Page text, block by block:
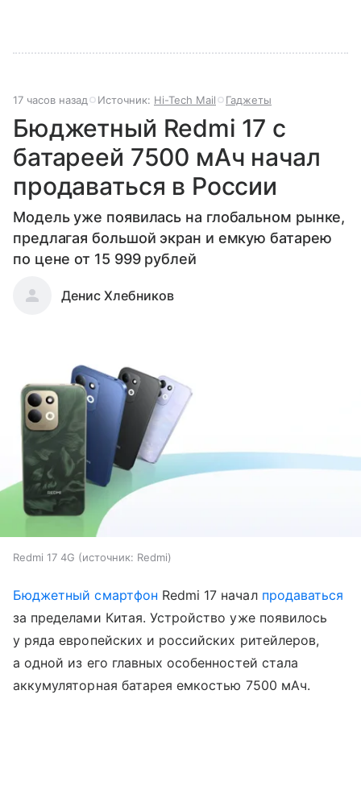
17 часов назад Источник: Hi-Tech Mail Гаджеты
Бюджетный Redmi 17 с
батареей 7500 мАч начал
продаваться в России
Модель уже появилась на глобальном рынке,
предлагая большой экран и емкую батарею
по цене от 15 999 рублей
Денис Хлебников
Redmi 17 4G источник: Redmi
Бюджетный смартфон Redmi 17 начал продаваться
за пределами Китая. Устройство уже появилось
у ряда европейских и российских ритейлеров,
а одной из его главных особенностей стала
аккумуляторная батарея емкостью 7500 мАч.